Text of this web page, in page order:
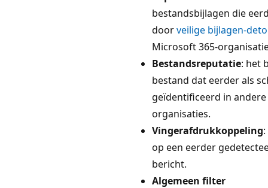
bestandsbijlagen die
doorveilige bijlagen-
Microsoft 365-
Bestandsreputatie: het
bestand dat eerder als
geïdentificeerd in
organisaties.
Vingerafdrukkoppeling
op een eerder
bericht.
Algemeen filter